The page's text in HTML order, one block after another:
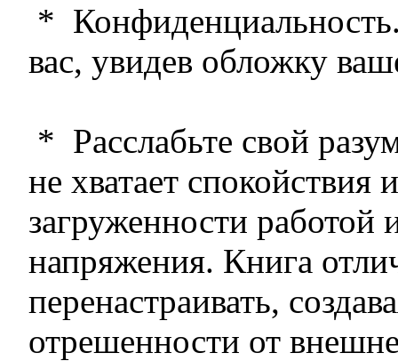
*
вас, увидев обложку
* Расслабьте свой
не хватает спокойствия
загруженности работой
напряжения. Книга
перенастраивать,
отрешенности от